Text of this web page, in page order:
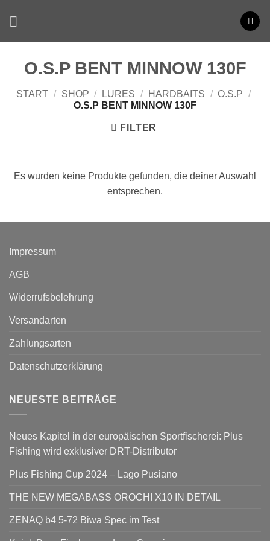
O.S.P BENT MINNOW 130F
START / SHOP / LURES / HARDBAITS / O.S.P /
O.S.P BENT MINNOW 130F
FILTER
Es wurden keine Produkte gefunden, die deiner Auswahl
entsprechen.
Impressum
AGB
Widerrufsbelehrung
Versandarten
Zahlungsarten
Datenschutzerklärung
NEUESTE BEITRÄGE
Neues Kapitel in der europäischen Sportfischerei: Plus
Fishing wird exklusiver DRT-Distributor
Plus Fishing Cup 2024 – Lago Pusiano
THE NEW MEGABASS OROCHI X10 IN DETAIL
ZENAQ b4 5-72 Biwa Spec im Test